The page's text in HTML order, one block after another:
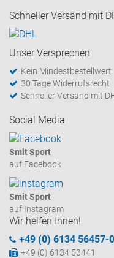
Schneller Versand mit
Unser Versprechen
Kein Mindestbestellwert
30 Tage Widerrufsrecht
Schneller Versand mit
Social Media
Smit Sport
auf Facebook
Smit Sport
auf Instagram
Wir helfen Ihnen!
+49 (0) 6134 56457-0
+49 (0) 6134 53441